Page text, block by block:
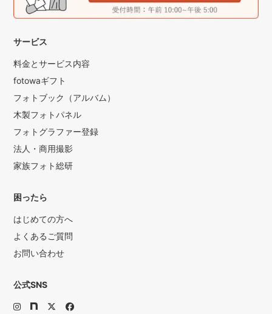
サービス
料金とサービス内容
fotowaギフト
フォトブック（アルバム）
木製フォトパネル
フォトグラファー登録
法人・商用撮影
家族フォト総研
困ったら
はじめての方へ
よくあるご質問
お問い合わせ
公式SNS